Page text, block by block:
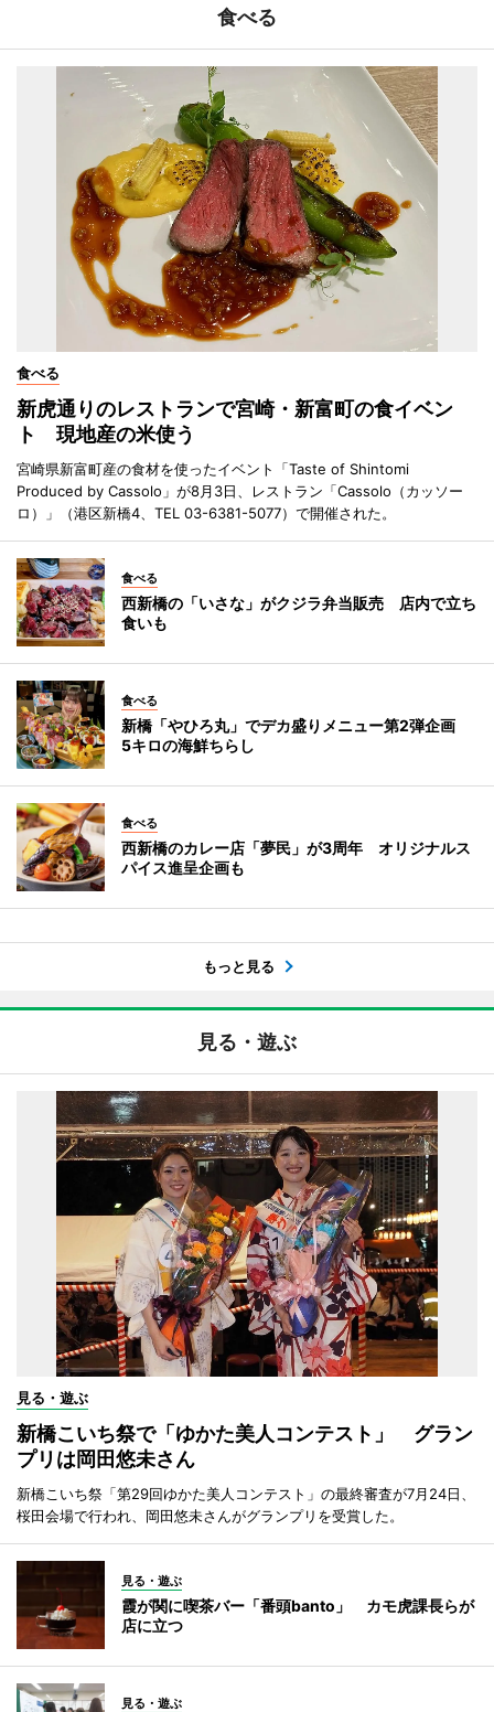
食べる
食べる
新虎通りのレストランで宮崎・新富町の食イベン
ト 現地産の米使う
宮崎県新富町産の食材を使ったイベント「Taste of Shintomi
Produced by Cassolo」が8月3日、レストラン「Cassolo（カッソー
ロ）」（港区新橋4、TEL 03-6381-5077）で開催された。
食べる
西新橋の「いさな」がクジラ弁当販売 店内で立ち
食いも
食べる
新橋「やひろ丸」でデカ盛りメニュー第2弾企画
5キロの海鮮ちらし
食べる
西新橋のカレー店「夢民」が3周年 オリジナルス
パイス進呈企画も
もっと見る
見る・遊ぶ
見る・遊ぶ
新橋こいち祭で「ゆかた美人コンテスト」 グラン
プリは岡田悠未さん
新橋こいち祭「第29回ゆかた美人コンテスト」の最終審査が7月24日、
桜田会場で行われ、岡田悠未さんがグランプリを受賞した。
見る・遊ぶ
霞が関に喫茶バー「番頭banto」 カモ虎課長らが
店に立つ
見る・遊ぶ